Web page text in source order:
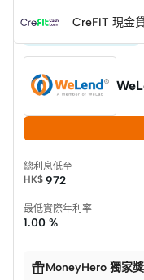
CreFIT 現金
總利息低至
HK$ 972
最低實際年利率
1.00 %
MoneyHero 獨家